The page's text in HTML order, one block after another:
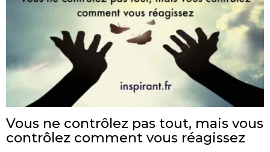
Vous ne contrôlez pas tout, mais vous
contrôlez comment vous réagissez